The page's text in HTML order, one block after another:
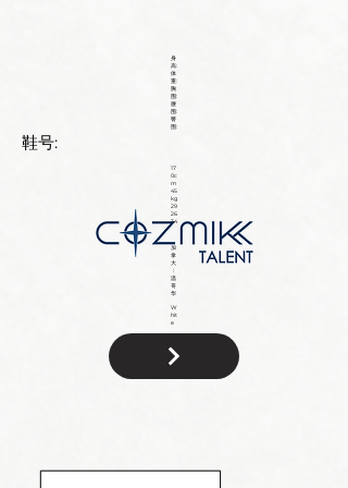
W
hit
e
加
拿
大
：
温
哥
华
身
高:
体
重:
胸
围:
腰
围:
臀
围:
鞋号:
17
0c
m
45
kg
29
26
34
籍: